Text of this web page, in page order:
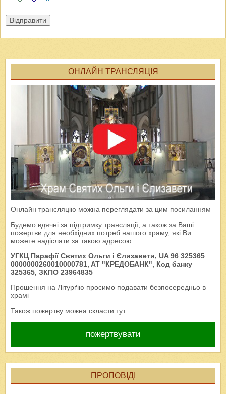
Відправити
ОНЛАЙН ТРАНСЛЯЦІЯ
Онлайн трансляцію можна переглядати за цим посиланням
Будемо вдячні за підтримку трансляції, а також за Ваші
пожертви для необхідних потреб нашого храму, які Ви
можете надіслати за такою адресою:
УГКЦ Парафії Святих Ольги і Єлизавети, UA 96 325365
0000000260010000781, AT "КРЕДОБАНК", Код банку
325365, ЗКПО 23964835
Прошення на Літурґію просимо подавати безпосередньо в
храмі
Також пожертву можна скласти тут:
пожертвувати
ПРОПОВІДІ